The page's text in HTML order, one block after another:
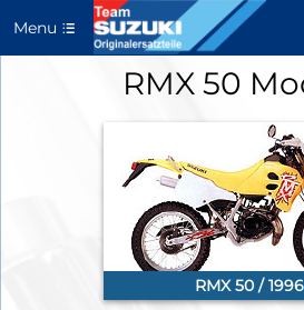
Menu
RMX 50
RMX 50 / 1996